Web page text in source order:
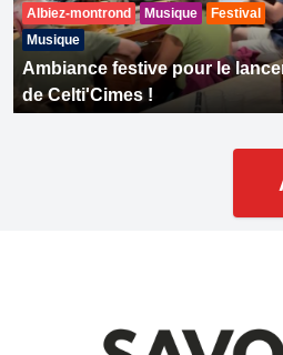
Albiez-montrond Musique
Festival
Musique
Ambiance festive pour le
de Celti'Cimes !